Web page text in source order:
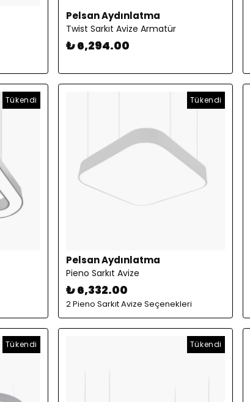
Pelsan Aydınlatma
Twist Sarkıt Avize Armatür
₺ 6,294.00
Tükendi Tükendi
Pelsan Aydınlatma
Pieno Sarkıt Avize
₺ 6,332.00
2 Pieno Sarkıt Avize Seçenekleri
Tükendi Tükendi